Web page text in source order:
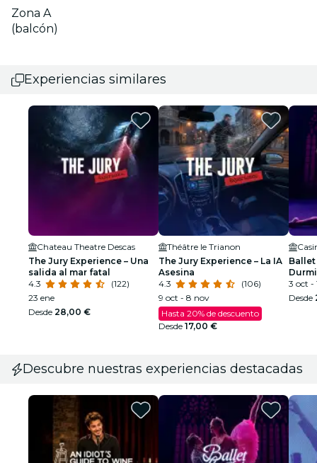
Zona A
(balcón)
Experiencias similares
Chateau Theatre Descas
The Jury Experience – Una
salida al mar fatal
4.3
(122)
23 ene
Desde 28,00 €
Théâtre le Trianon
The Jury Experience – La IA
Asesina
4.3
(106)
9 oct - 8 nov
Hasta 20% de descuento
Desde 17,00 €
Ballet
3 oct -
Desde
Descubre nuestras experiencias destacadas